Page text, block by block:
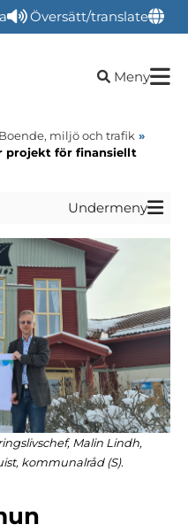
Översätt/translate
Öppna
Meny
Boende, miljö och trafik »
projekt för finansiellt
Undermeny
Malin Lindh,
kommunalråd (S).